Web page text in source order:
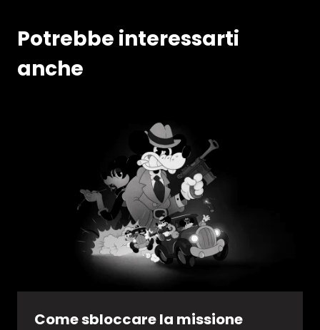
Potrebbe interessarti
anche
Come sbloccare la missione